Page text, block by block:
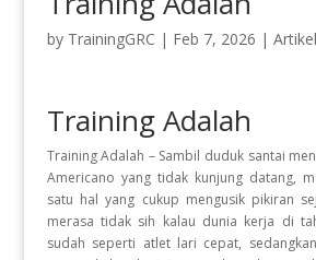
by TrainingGRC | Feb 7, 2026 | Artikel
Training Adalah
Training Adalah – Sambil duduk santai
Americano yang tidak kunjung datang,
satu hal yang cukup mengusik pikiran
merasa tidak sih kalau dunia kerja di
sudah seperti atlet lari cepat,